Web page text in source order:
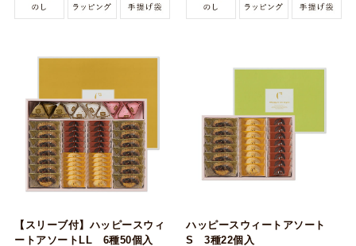
【スリーブ付】ハッピースウィ
ートアソートLL 6種50個入
ハッピースウィートアソート
S 3種22個入